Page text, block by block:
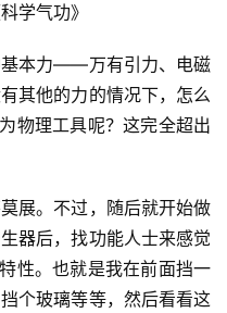
基本力——万有引力、电磁
其他的力的情况下，怎么
物理工具呢？这完全超出
展。不过，随后就开始做
器后，找功能人士来感觉
性。也就是我在前面挡一
个玻璃等等，然后看看这